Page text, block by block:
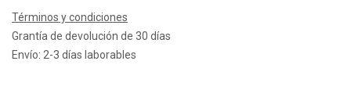
Términos y condiciones
Grantía de devolución de 30 días
Envío: 2-3 días laborables